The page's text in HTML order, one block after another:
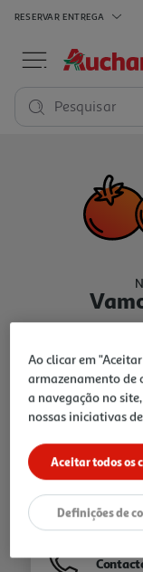
RESERVAR ENTREGA
Pesquisar
Ir para
Ao clicar em
armazenamento de
a navegação no
nossas iniciativas
Aceitar todos os
Definições de